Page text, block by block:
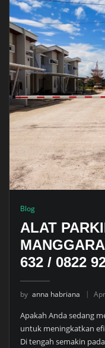
Blog
ALAT
632 / 0822
by anna habriana
Apakah Anda sedang
untuk meningkatkan
Di tengah semakin